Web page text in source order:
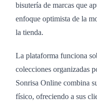
bisutería de marcas que
enfoque optimista de la
la tienda.
La plataforma funciona
colecciones organizadas
Sonrisa Online combina
físico, ofreciendo a sus